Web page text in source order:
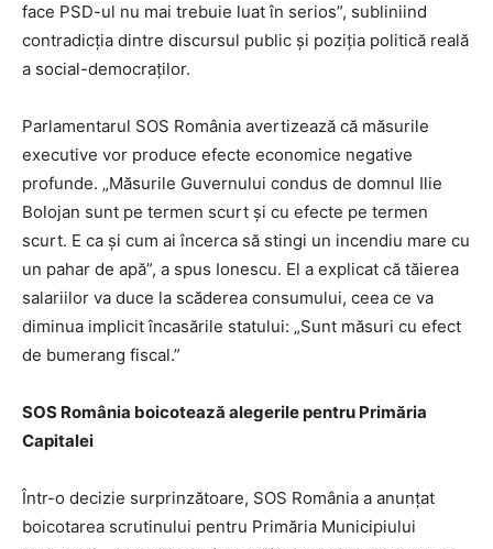
face PSD-ul nu mai trebuie luat în serios”, subliniind
contradicția dintre discursul public și poziția politică reală
a social-democraților.
Parlamentarul SOS România avertizează că măsurile
executive vor produce efecte economice negative
profunde. „Măsurile Guvernului condus de domnul Ilie
Bolojan sunt pe termen scurt și cu efecte pe termen
scurt. E ca și cum ai încerca să stingi un incendiu mare cu
un pahar de apă”, a spus Ionescu. El a explicat că tăierea
salariilor va duce la scăderea consumului, ceea ce va
diminua implicit încasările statului: „Sunt măsuri cu efect
de bumerang fiscal.”
SOS România boicotează alegerile pentru Primăria
Capitalei
Într-o decizie surprinzătoare, SOS România a anunțat
boicotarea scrutinului pentru Primăria Municipiului